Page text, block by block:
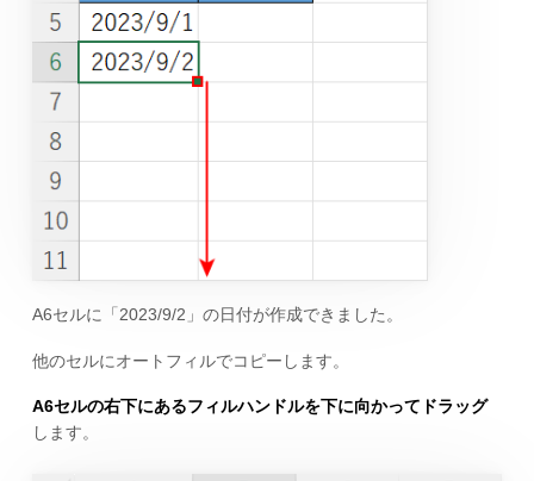
A6セルに「2023/9/2」の日付が作成できました。
他のセルにオートフィルでコピーします。
A6セルの右下にあるフィルハンドルを下に向かってドラッグ
します。